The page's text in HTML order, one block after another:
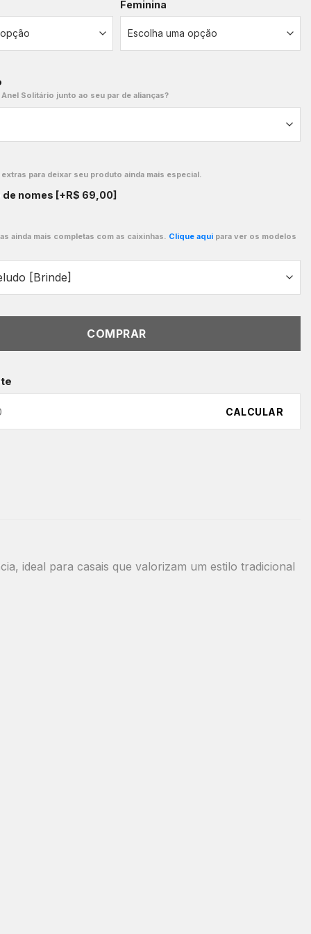
Feminina
Solitário junto ao seu par de alianças?
para deixar seu produto ainda mais especial.
de nomes [+R$ 69,00]
ainda mais completas com as caixinhas. Clique aqui para ver os modelos
COMPRAR
CALCULAR
ideal para casais que valorizam um estilo tradicional